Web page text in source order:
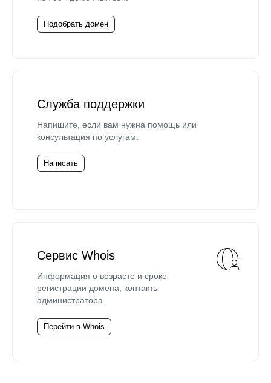
Подобрать домен
Служба поддержки
Напишите, если вам нужна помощь или
консультация по услугам.
Написать
Сервис Whois
Информация о возрасте и сроке
регистрации домена, контакты
администратора.
Перейти в Whois